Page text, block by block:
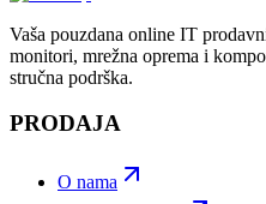
Vaša pouzdana online IT
monitori, mrežna oprema i
stručna podrška.
PRODAJA
O nama